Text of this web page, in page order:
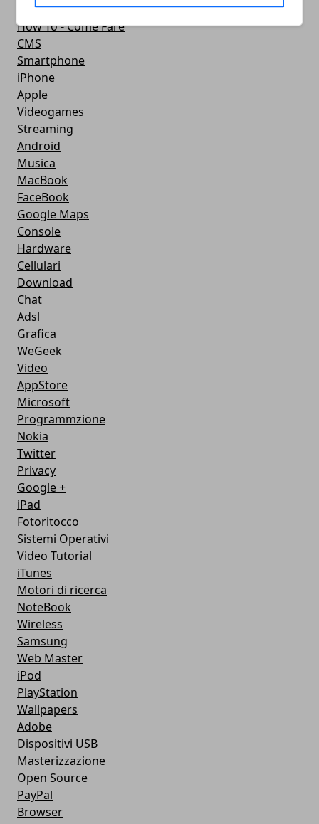
Eventi
How To - Come Fare
CMS
Smartphone
iPhone
Apple
Videogames
Streaming
Android
Musica
MacBook
FaceBook
Google Maps
Console
Hardware
Cellulari
Download
Chat
Adsl
Grafica
WeGeek
Video
AppStore
Microsoft
Programmzione
Nokia
Twitter
Privacy
Google +
iPad
Fotoritocco
Sistemi Operativi
Video Tutorial
iTunes
Motori di ricerca
NoteBook
Wireless
Samsung
Web Master
iPod
PlayStation
Wallpapers
Adobe
Dispositivi USB
Masterizzazione
Open Source
PayPal
Browser